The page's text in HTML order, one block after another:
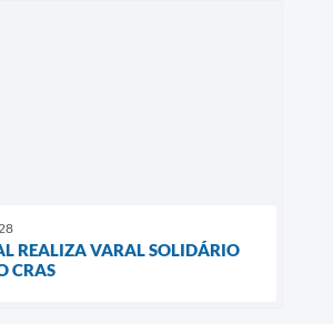
REALIZA VARAL SOLIDÁRIO
CRAS